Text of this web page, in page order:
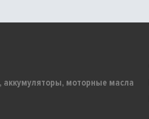
аккумуляторы, моторные масла